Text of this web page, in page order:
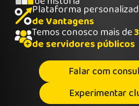
Plataforma
de Vantagens
Temos conosco mais de
de servidores públicos
Falar com
Experimentar